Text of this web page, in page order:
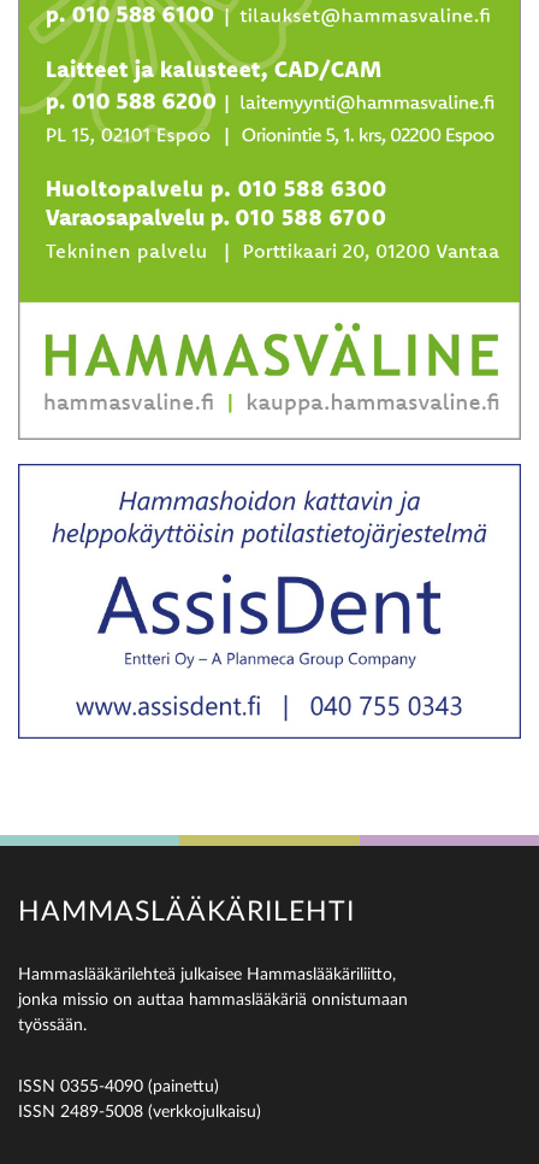
HAMMASLÄÄKÄRILEHTI
Hammaslääkärilehteä julkaisee Hammaslääkäriliitto,
jonka missio on auttaa hammaslääkäriä onnistumaan
työssään.
ISSN 0355-4090 (painettu)
ISSN 2489-5008 (verkkojulkaisu)